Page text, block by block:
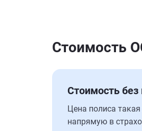
Стоимость
Стоимость без
Цена полиса
напрямую в